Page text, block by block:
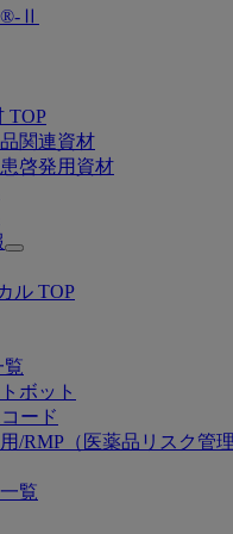
®-Ⅱ
TOP
関連資材
啓発用資材
Open
ル TOP
覧
ボット
ード
/RMP（医薬品リスク管
覧